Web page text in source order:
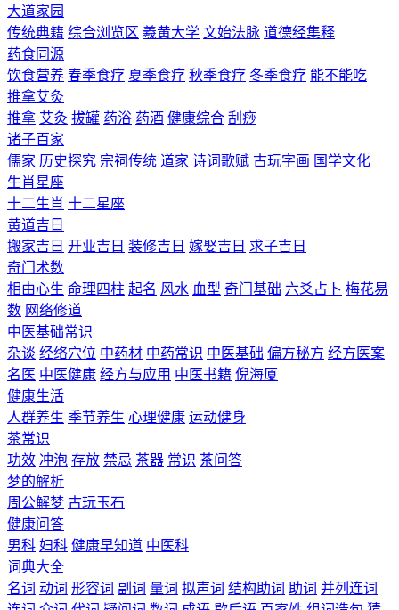
大道家园
传统典籍 综合浏览区 羲黄大学 文始法脉 道德经集释
药食同源
饮食营养 春季食疗 夏季食疗 秋季食疗 冬季食疗 能不能吃
推拿艾灸
推拿 艾灸 拔罐 药浴 药酒 健康综合 刮痧
诸子百家
儒家 历史探究 宗祠传统 道家 诗词歌赋 古玩字画 国学文化
生肖星座
十二生肖 十二星座
黄道吉日
搬家吉日 开业吉日 装修吉日 嫁娶吉日 求子吉日
奇门术数
相由心生 命理四柱 起名 风水 血型 奇门基础 六爻占卜 梅花易
数 网络修道
中医基础常识
杂谈 经络穴位 中药材 中药常识 中医基础 偏方秘方 经方医案
名医 中医健康 经方与应用 中医书籍 倪海厦
健康生活
人群养生 季节养生 心理健康 运动健身
茶常识
功效 冲泡 存放 禁忌 茶器 常识 茶问答
梦的解析
周公解梦 古玩玉石
健康问答
男科 妇科 健康早知道 中医科
词典大全
名词 动词 形容词 副词 量词 拟声词 结构助词 助词 并列连词